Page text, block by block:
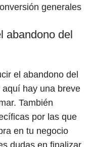
generales
abandono del
el abandono del
hay una breve
También
por las que
en tu negocio
dudas en finalizar